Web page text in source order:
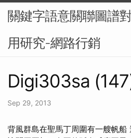
關鍵字語意關聯圖譜
用研究-網路行銷
Digi303sa
Sep 29, 2013
背風群島在聖馬丁周圍有一艘帆船